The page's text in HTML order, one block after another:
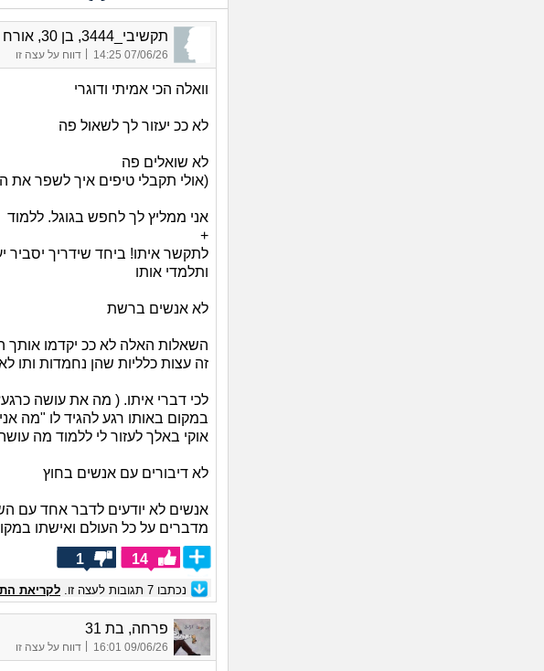
תקשיבי_3444, בן 30, אורח
07/06/26 14:25 דווח על עצה זו
וואלה הכי אמיתי ודוגרי
לא ככ יעזור לך לשאול פה
לא שואלים פה
(אולי תקבלי טיפים איך לשפר את ה
אני ממליץ לך לחפש בגוגל. ללמוד
+
לתקשר איתו! ביחד שידריך יסביר
ותלמדי אותו
לא אנשים ברשת
השאלות האלה לא ככ יקדמו אותך
זה עצות כלליות שהן נחמדות ותו
לכי דברי איתו. ( מה את עושה
במקום באותו רגע להגיד לו "מה
אוקי באלך לעזור לי ללמוד מה
לא דיבורים עם אנשים בחוץ
אנשים לא יודעים לדבר אחד עם
מדברים על כל העולם ואישתו
14
1
נכתבו 7 תגובות לעצה זו. לקריאת
פרחה, בת 31
09/06/26 16:01
| דווח על עצה זו